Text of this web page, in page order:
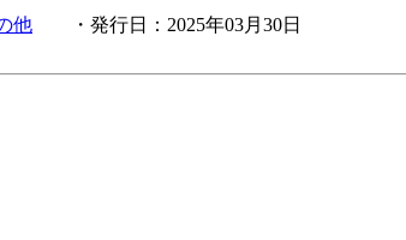
他
・発行日：2025年03月30日